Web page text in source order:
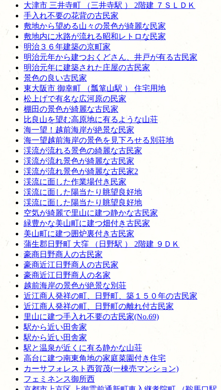
大津市 三井寺町 （三井寺駅 ） 2階建 ７ＳＬＤＫ
手入れ不要の花背の古民家
敷地から望める山々の景色が綺麗な民家
敷地内に水路が流れる昭和レトロな民家
明治３６年建築の京町家
明治元年から建つおくどさん、井戸が有る古民家
明治元年に建築された庄屋の古民家
景色の良い古民家
東大阪市 御幸町 （瓢箪山駅 ） 住宅用地
松上げで有名な広河原の民家
棚田の景色が綺麗な古民家
比良山を望む高原地に有るような山荘
海一望！越前海岸が絶景な民家
海一望越前海岸の景色を見下ろせる別荘地
渓流が流れる景色の綺麗な古民家
渓流が流れ景色が綺麗な古民家
渓流が流れ景色が綺麗な古民家2
渓流に面した作業場付き民家
渓流に面した陽当たり眺望良好地
渓流に面した陽当たり眺望良好地
空気が綺麗で里山に建つ静かな古民家
緑豊かな美山町に建つ畑付き古民家
美山町に建つ囲炉裏付き古民家
蒲生郡日野町 大窪 （日野駅 ） 2階建 ９ＤＫ
豪商日野商人の古民家
豪商近江日野商人の古民家
豪商近江日野商人の名家
越前海岸の景色が絶景な別荘
近江商人発祥の町、日野町、築１５０年の古民家
近江商人発祥の町、日野町の離れ付古民家
里山に建つ手入れ不要の古民家(No.69)
駅から近い田舎家
駅から近い田舎家
駅と温泉が近くに有る静かな山荘
高台に建つ南東角地の家庭菜園付き住宅
カーサフォレスト西賀茂(一棟売マンション)
フェミネンス御所西